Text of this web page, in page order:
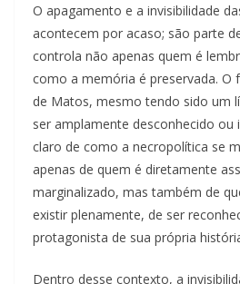
O apagamento e a invisibilidade
acontecem por acaso; são parte
controla não apenas quem é
como a memória é preservada. O
de Matos, mesmo tendo sido um
ser amplamente desconhecido
claro de como a necropolítica se
apenas de quem é diretamente
marginalizado, mas também de
existir plenamente, de ser
protagonista de sua própria
Dentro desse contexto, a